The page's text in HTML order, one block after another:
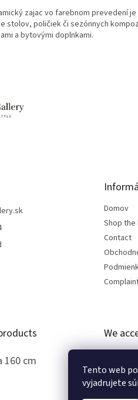
Tento web
vyjadrujete
zajac vo farebnom prevedení
stolov, poličiek či sezónnych
a bytovými doplnkami.
Domov
Shop the
Contact
160 cm
rating is 5 out of 5 stars.
We